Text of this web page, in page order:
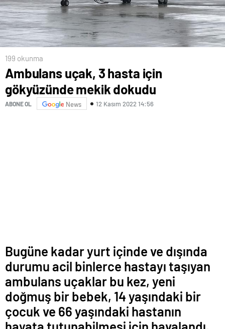
199 okunma
Ambulans uçak, 3 hasta için
gökyüzünde mekik dokudu
ABONE OL News 12 Kasım 2022 14:56
Bugüne kadar yurt içinde ve dışında
durumu acil binlerce hastayı taşıyan
ambulans uçaklar bu kez, yeni
doğmuş bir bebek, 14 yaşındaki bir
çocuk ve 66 yaşındaki hastanın